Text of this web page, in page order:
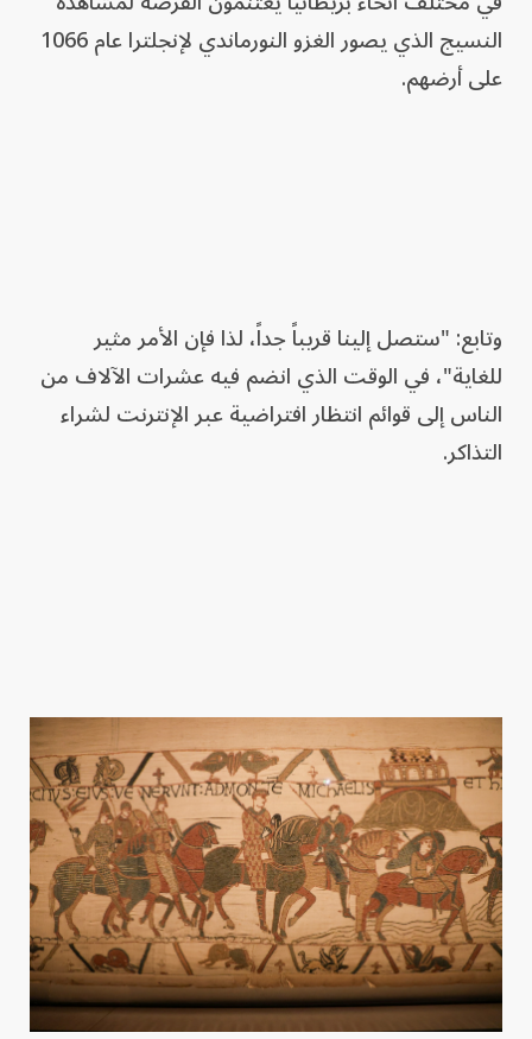
النسيج الذي يصور الغزو النورماندي لإنجلترا عام 1066
على أرضهم.
وتابع: "ستصل إلينا قريباً جداً، لذا فإن الأمر مثير
للغاية"، في الوقت الذي انضم فيه عشرات الآلاف من
الناس إلى قوائم انتظار افتراضية عبر الإنترنت لشراء
التذاكر.